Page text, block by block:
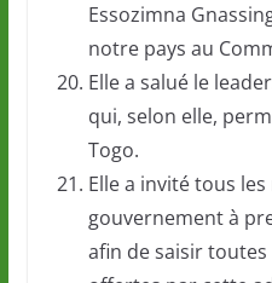
Essozimna
notre pays au
Elle a salué le
qui, selon elle,
Togo.
Elle a invité tous
gouvernement à
afin de saisir